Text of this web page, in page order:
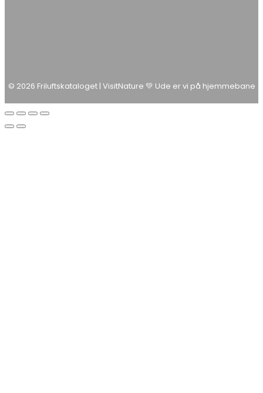
© 2026 Friluftskataloget | VisitNature 💚 Ude er vi på hjemmebane